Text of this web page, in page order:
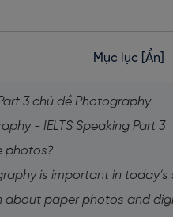
Mục lục [Ẩn]
3 chủ đề Photography
- IELTS Speaking Part 3
photos?
is important in today’s
about paper photos and